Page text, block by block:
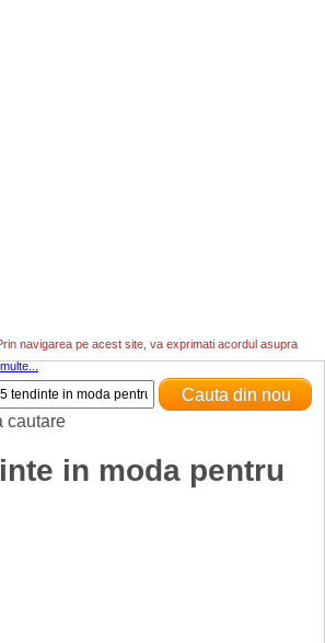
navigarea pe acest site, va exprimati acordul asupra
cautare
in moda pentru